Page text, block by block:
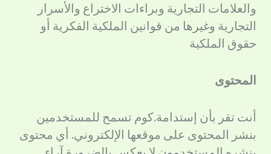
والعلامات التجارية وبراءات الاختراع والأسرار
التجارية وغيرها من قوانين الملكية الفكرية أو
حقوق الملكية
المحتوى
أنت تقر بأن إستدامة.كوم تسمح للمستخدمين
بنشر المحتوى على موقعها الإلكتروني. أي محتوى